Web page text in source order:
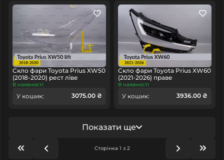
Скло фари Toyota Prius XW50
(2018-2020) рест ліве
В наявності
У кошик: 3075.00 ₴
Скло фари Toyota Prius XW60
(2021-2026) праве
В наявності
У кошик: 3936.00 ₴
Показати ще
Сторінка 1 з 2